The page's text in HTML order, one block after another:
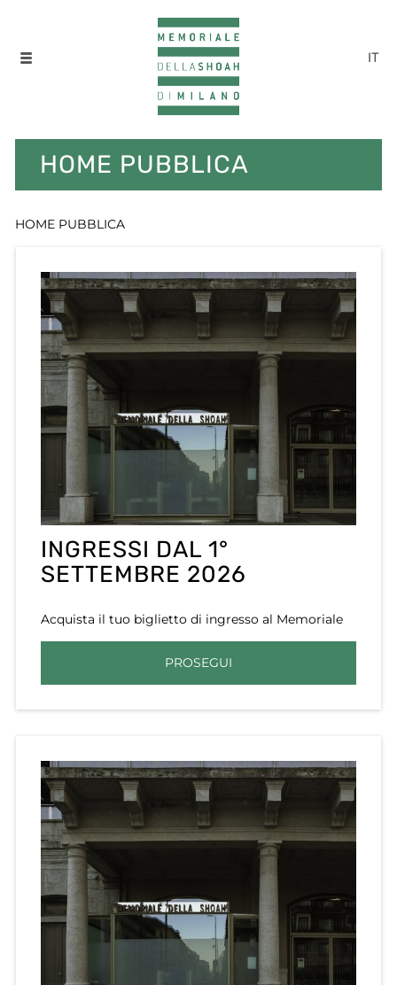
IT
HOME PUBBLICA
HOME PUBBLICA
INGRESSI DAL 1°
SETTEMBRE 2026
Acquista il tuo biglietto di ingresso al Memoriale
PROSEGUI